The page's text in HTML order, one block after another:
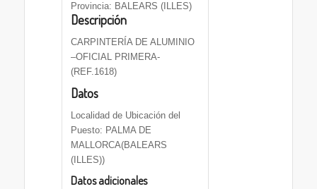
Provincia: BALEARS (ILLES)
Descripción
CARPINTERÍA DE ALUMINIO
–OFICIAL PRIMERA-
(REF.1618)
Datos
Localidad de Ubicación del
Puesto: PALMA DE
MALLORCA(BALEARS
(ILLES))
Datos adicionales